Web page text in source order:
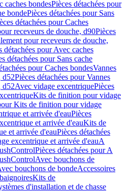
caches bondesPièces détachées pour
bondePièces détachées pour Sans
détachées pour Caches
receveurs de douche, d90Pièces
pour receveurs de douche,
détachées pour Avec caches
détachées pour Sans cache
pour Caches bondesVannes
d52Pièces détachées pour Vannes
d52Avec vidage excentriquePièces
Kits de finition pour vidage
Kits de finition pour vidage
et arrivée d'eauPièces
et arrivée d'eauKits de
et arrivée d'eauPièces détachées
excentrique et arrivée d'eauA
Pièces détachées pour A
Avec bouchons de
bouchons de bondeAccessoires
Kits de
d'installation et de chasse